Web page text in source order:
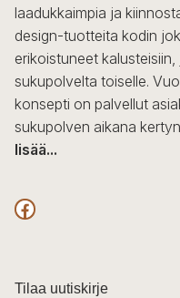
laadukkaimpia ja
design-tuotteita kodin
erikoistuneet
sukupolvelta toiselle.
konsepti on palvellut
sukupolven aikana
lisää...
F
c
Tilaa uutiskirje